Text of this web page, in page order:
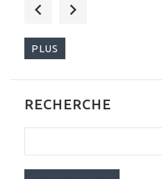
$1,600.00
PLUS
RECHERCHE